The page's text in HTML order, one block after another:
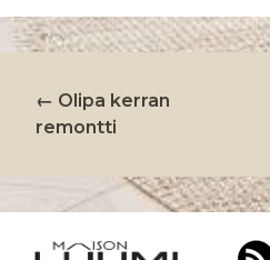
ARTIKKELIEN
SELAUS
← Olipa kerran
remontti